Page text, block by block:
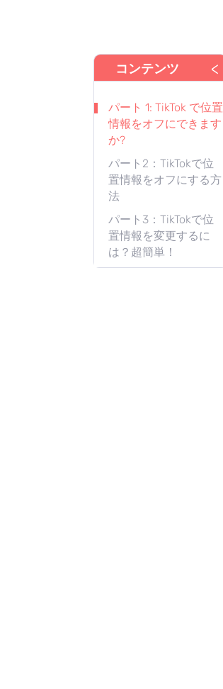
コンテンツ <
パート 1: TikTok で位置
情報をオフにできます
か?
パート2：TikTokで位
置情報をオフにする方
法
パート3：TikTokで位
置情報を変更するに
は？超簡単！